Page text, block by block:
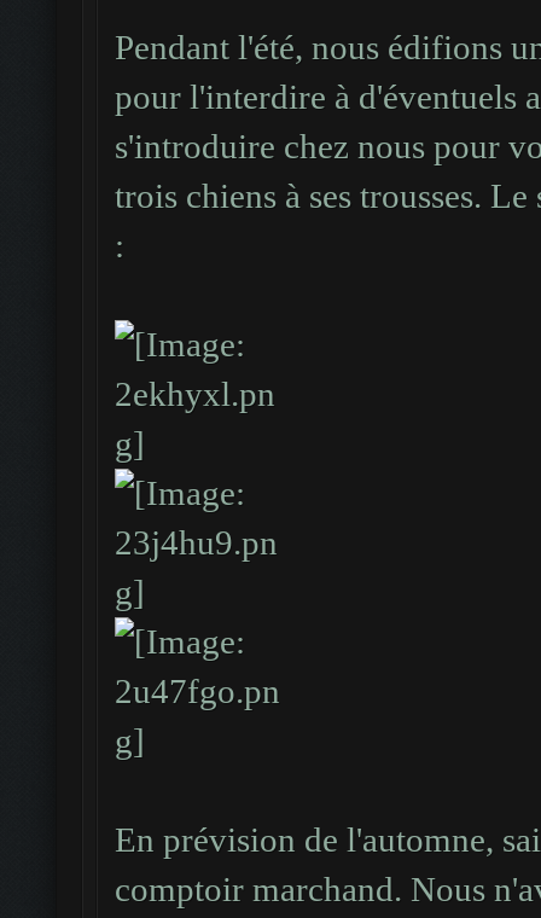
....#####.#####....
...######.######...
...######%######...
...######%######...
...###### ######...
...#############...
...###### ######...
...######%######...
...######%######...
...######.######...
....#####.#####....
...................
...................
...................
Pendant l'été, nous édifions
pour l'interdire à d'éventuels
s'introduire chez nous pour
trois chiens à ses trousses.
:
En prévision de l'automne,
comptoir marchand. Nous